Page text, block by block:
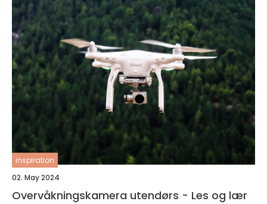
inspiration
02. May 2024
Overvåkningskamera utendørs - Les og lær